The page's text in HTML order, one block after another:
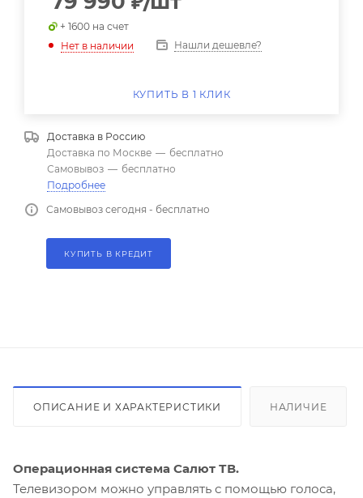
+ 1600 на счет
Нет в наличии
Нашли дешевле?
КУПИТЬ В 1 КЛИК
Доставка в Россию
Доставка по Москве — бесплатно
Самовывоз — бесплатно
Подробнее
Самовывоз сегодня - бесплатно
КУПИТЬ В КРЕДИТ
ОПИСАНИЕ И ХАРАКТЕРИСТИКИ НАЛИЧИЕ
Операционная система Салют ТВ.
Телевизором можно управлять с помощью голоса,